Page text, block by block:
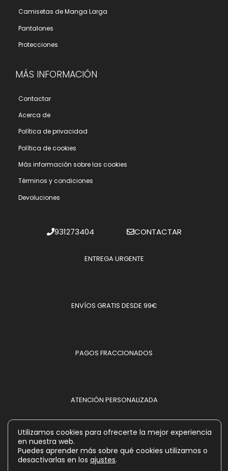
Camisetas de Manga Larga
Pantalones
Protecciones
MÁS INFORMACIÓN
Contactar
Acerca de
Polí­tica de privacidad
Polí­tica de cookies
Más información sobre las cookies
Términos y condiciones
Devoluciones
931273404 CONTACTAR
ENTREGA URGENTE
ENVÍOS GRATIS DESDE 99€
PAGOS FRACCIONADOS
ATENCIÓN PERSONALIZADA
MÉTODOS DE PAGO ACEPTADOS
Utilizamos cookies para ofrecerte la mejor experiencia
en nuestra web.
Puedes aprender más sobre qué cookies utilizamos o
desactivarlas en los ajustes.